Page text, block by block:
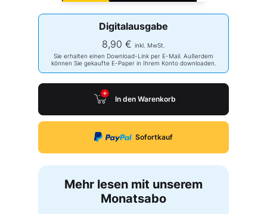
Digitalausgabe
8,90 € inkl. MwSt.
Sie erhalten einen Download-Link per E-Mail. Außerdem
können Sie gekaufte E-Paper in Ihrem Konto downloaden.
In den Warenkorb
Sofortkauf
Mehr lesen mit unserem
Monatsabo